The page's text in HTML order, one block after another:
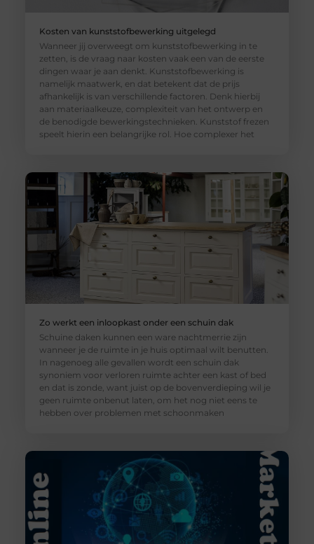
Kosten van kunststofbewerking uitgelegd
Wanneer jij overweegt om kunststofbewerking in te
zetten, is de vraag naar kosten vaak een van de eerste
dingen waar je aan denkt. Kunststofbewerking is
namelijk maatwerk, en dat betekent dat de prijs
afhankelijk is van verschillende factoren. Denk hierbij
aan materiaalkeuze, complexiteit van het ontwerp en
de benodigde bewerkingstechnieken. Kunststof frezen
speelt hierin een belangrijke rol. Hoe complexer het
Zo werkt een inloopkast onder een schuin dak
Schuine daken kunnen een ware nachtmerrie zijn
wanneer je de ruimte in je huis optimaal wilt benutten.
In nagenoeg alle gevallen wordt een schuin dak
synoniem voor verloren ruimte achter een kast of bed
en dat is zonde, want juist op de bovenverdieping wil je
geen ruimte onbenut laten, om het nog niet eens te
hebben over problemen met schoonmaken